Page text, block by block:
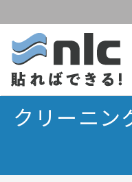
クリーニン